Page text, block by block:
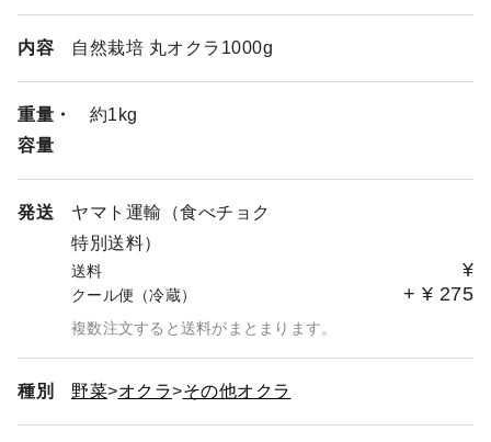
内容 自然栽培 丸オクラ1000g
重量・
容量
約1kg
発送
ヤマト運輸（食べチョク
特別送料）
送料 ¥
クール便（冷蔵） + ¥ 275
複数注文すると送料がまとまります。
種別 野菜 オクラ その他オクラ